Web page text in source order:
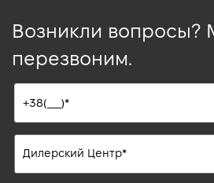
Возникли вопросы?
перезвоним.